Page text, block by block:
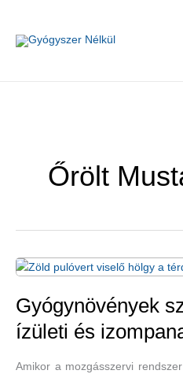
content
Őrölt
Gyógynövények
ízületi és
Amikor a mozgásszervi